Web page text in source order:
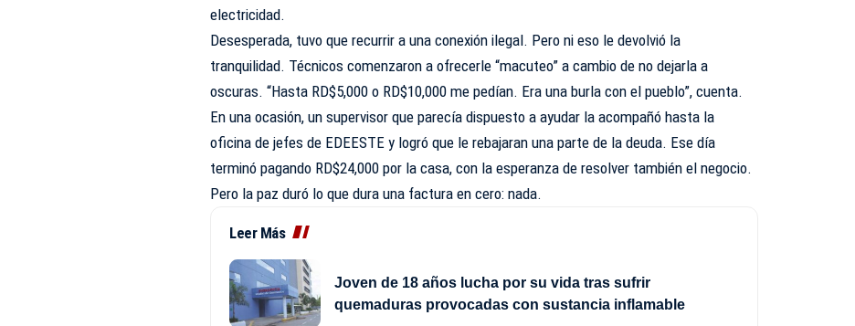
electricidad.
Desesperada, tuvo que recurrir a una conexión ilegal. Pero ni eso le devolvió la
tranquilidad. Técnicos comenzaron a ofrecerle “macuteo” a cambio de no dejarla a
oscuras. “Hasta RD$5,000 o RD$10,000 me pedían. Era una burla con el pueblo”, cuenta.
En una ocasión, un supervisor que parecía dispuesto a ayudar la acompañó hasta la
oficina de jefes de EDEESTE y logró que le rebajaran una parte de la deuda. Ese día
terminó pagando RD$24,000 por la casa, con la esperanza de resolver también el negocio.
Pero la paz duró lo que dura una factura en cero: nada.
Leer Más
Joven de 18 años lucha por su vida tras sufrir
quemaduras provocadas con sustancia inflamable